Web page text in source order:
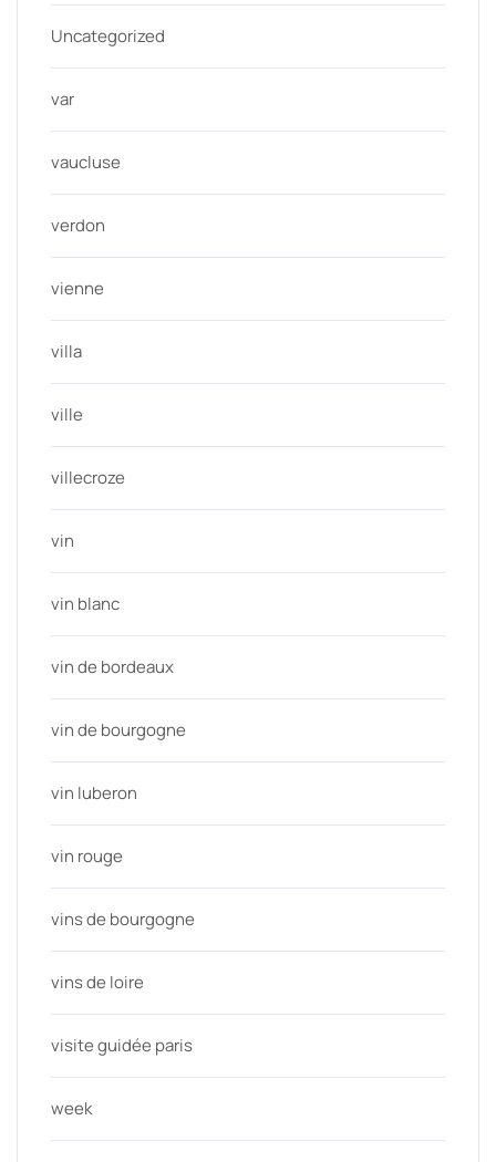
Uncategorized
var
vaucluse
verdon
vienne
villa
ville
villecroze
vin
vin blanc
vin de bordeaux
vin de bourgogne
vin luberon
vin rouge
vins de bourgogne
vins de loire
visite guidée paris
week